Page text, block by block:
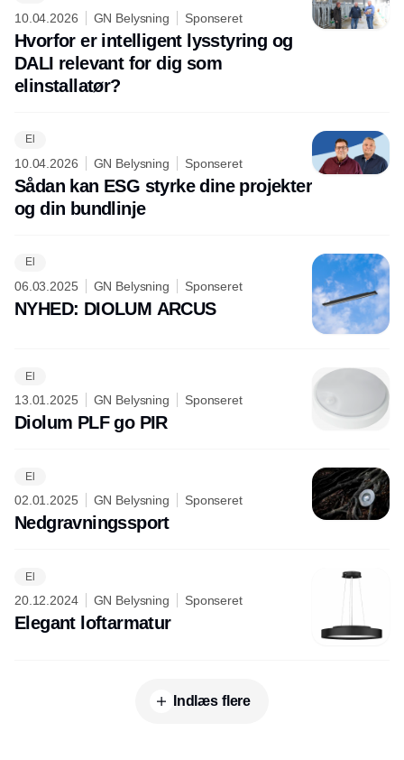
10.04.2026 GN Belysning Sponseret
Hvorfor er intelligent lysstyring og
DALI relevant for dig som
elinstallatør?
El
10.04.2026 GN Belysning Sponseret
Sådan kan ESG styrke dine projekter
og din bundlinje
El
06.03.2025 GN Belysning Sponseret
NYHED: DIOLUM ARCUS
El
13.01.2025 GN Belysning Sponseret
Diolum PLF go PIR
El
02.01.2025 GN Belysning Sponseret
Nedgravningssport
El
20.12.2024 GN Belysning Sponseret
Elegant loftarmatur
Indlæs flere